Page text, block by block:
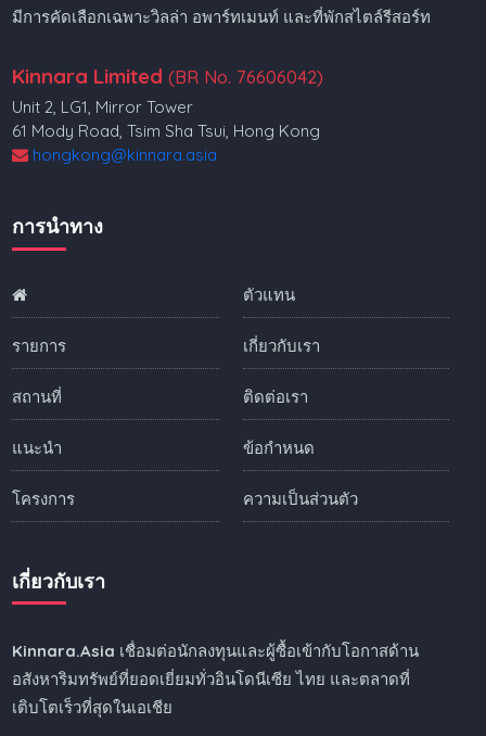
มีการคัดเลือกเฉพาะวิลล่า อพาร์ทเมนท์ และที่พักสไตล์รีสอร์ท
Kinnara Limited (BR No. 76606042)
Unit 2, LG1, Mirror Tower
61 Mody Road, Tsim Sha Tsui, Hong Kong
hongkong@kinnara.asia
การนำทาง
รายการ
สถานที่
แนะนำ
โครงการ
ตัวแทน
เกี่ยวกับเรา
ติดต่อเรา
ข้อกำหนด
ความเป็นส่วนตัว
เกี่ยวกับเรา
Kinnara.Asia เชื่อมต่อนักลงทุนและผู้ซื้อเข้ากับโอกาสด้าน
อสังหาริมทรัพย์ที่ยอดเยี่ยมทั่วอินโดนีเซีย ไทย และตลาดที่
เติบโตเร็วที่สุดในเอเชีย